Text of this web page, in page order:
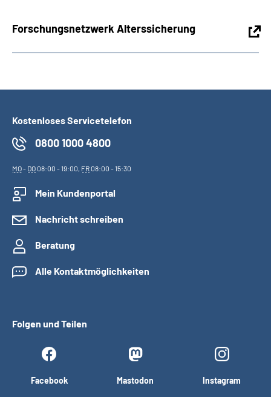
Forschungsnetzwerk Alterssicherung
Kostenloses Servicetelefon
0800 1000 4800
MO- DO08:00 - 19:00, FR08:00 - 15:30
Mein Kundenportal
Nachricht schreiben
Beratung
Alle Kontaktmöglichkeiten
Folgen und Teilen
Facebook Mastodon Instagram